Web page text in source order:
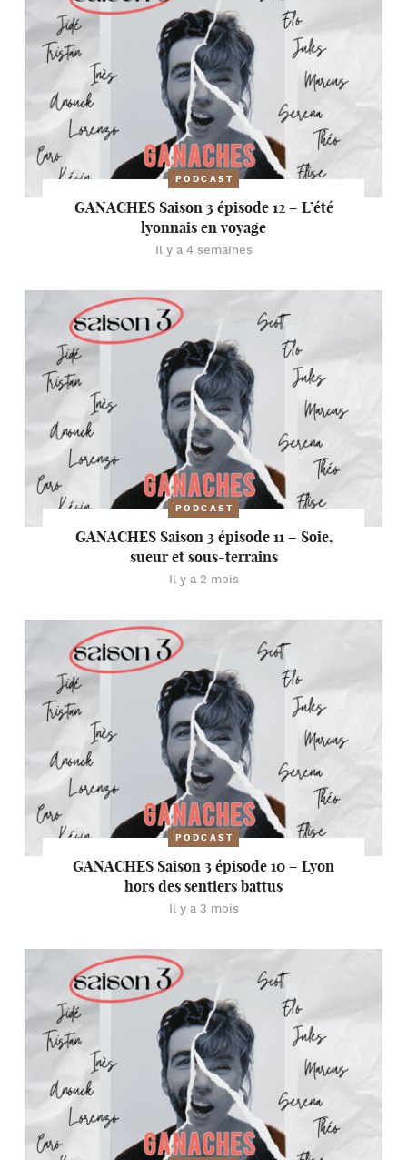
PODCAST
GANACHES Saison 3 épisode 12 – L’été
lyonnais en voyage
Il y a 4 semaines
PODCAST
GANACHES Saison 3 épisode 11 – Soie,
sueur et sous-terrains
Il y a 2 mois
PODCAST
GANACHES Saison 3 épisode 10 – Lyon
hors des sentiers battus
Il y a 3 mois